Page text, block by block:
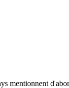
mentionnent